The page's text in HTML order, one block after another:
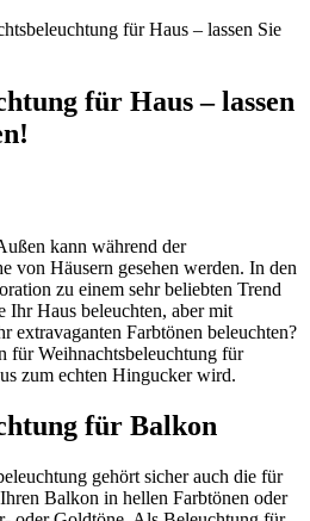
für Haus – lassen Sie
für Haus – lassen
kann während der
von Häusern gesehen werden. In den
zu einem sehr beliebten Trend
Ihr Haus beleuchten, aber mit
extravaganten Farbtönen beleuchten?
für Weihnachtsbeleuchtung für
zum echten Hingucker wird.
für Balkon
gehört sicher auch die für
Balkon in hellen Farbtönen oder